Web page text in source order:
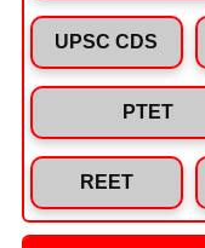
UPSC CDS
PTET
REET